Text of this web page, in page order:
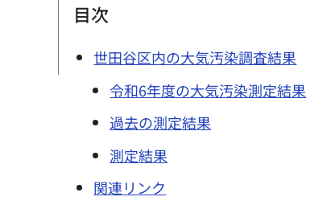
目次
世田谷区内の大気汚染調査結果
令和6年度の大気汚染測定結果
過去の測定結果
測定結果
関連リンク